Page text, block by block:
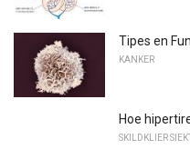
Tipes en
KANKER
Hoe
SKILDKLIER